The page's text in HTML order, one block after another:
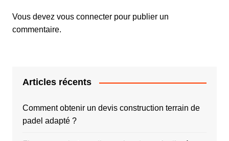
Vous devez vous connecterpour publier un
commentaire.
Articles récents
Comment obtenir un devis construction terrain de
padel adapté ?